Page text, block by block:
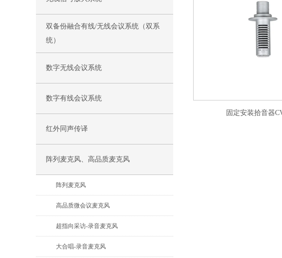
双备份融合有线/无线会议系统（双系
统）
数字无线会议系统
数字有线会议系统
红外同声传译
阵列麦克风、高品质麦克风
阵列麦克风
高品质微会议麦克风
超指向采访-录音麦克风
大合唱-录音麦克风
固定安装拾音器